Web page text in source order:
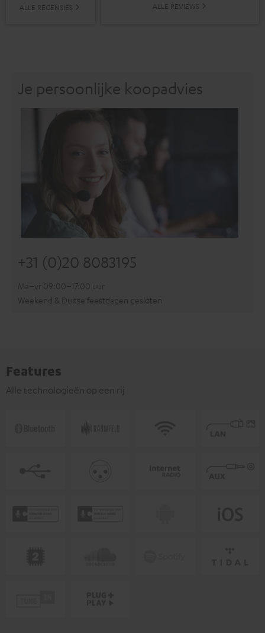
ALLE RECENSIES ALLE REVIEWS
Je persoonlijke koopadvies
+31 (0)20 8083195
Ma–vr 09:00–17:00 uur
Weekend & Duitse feestdagen gesloten
Features
Alle technologieën op een rij